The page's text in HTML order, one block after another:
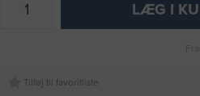
LÆG I
Tilføj til favoritliste